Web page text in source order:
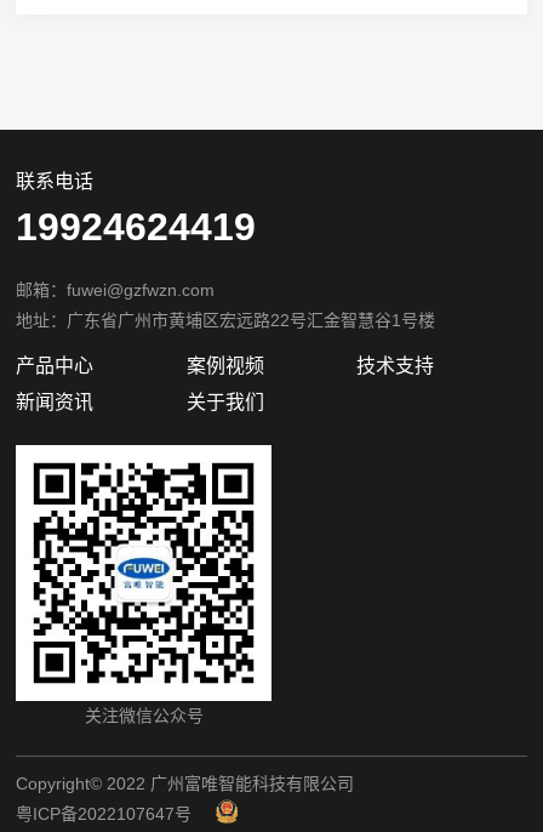
联系电话
19924624419
邮箱：fuwei@gzfwzn.com
地址：广东省广州市黄埔区宏远路22号汇金智慧谷1号楼
产品中心 案例视频
技术支持
新闻资讯
关于我们
关注微信公众号
Copyright©️ 2022 广州富唯智能科技有限公司
粤ICP备2022107647号